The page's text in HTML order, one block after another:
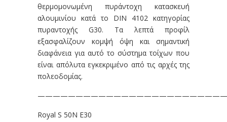
θερμομονωμένη πυράντοχη κατασκευή
αλουμινίου κατά το DIN 4102 κατηγορίας
πυραντοχής G30. Τα λεπτά προφίλ
εξασφαλίζουν κομψή όψη και σημαντική
διαφάνεια για αυτό το σύστημα τοίχων που
είναι απόλυτα εγκεκριμένο από τις αρχές της
πολεοδομίας.
Royal S 50N E30